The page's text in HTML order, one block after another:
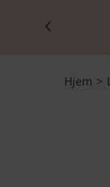
Currently
Hjem >